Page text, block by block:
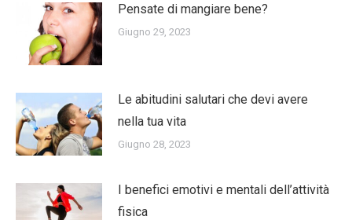
Pensate di mangiare bene?
Giugno 29, 2023
Le abitudini salutari che devi avere
nella tua vita
Giugno 28, 2023
I benefici emotivi e mentali dell’attività
fisica